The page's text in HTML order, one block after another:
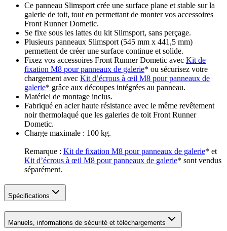
Ce panneau Slimsport crée une surface plane et stable sur la
galerie de toit, tout en permettant de monter vos accessoires
Front Runner Dometic.
Se fixe sous les lattes du kit Slimsport, sans perçage.
Plusieurs panneaux Slimsport (545 mm x 441,5 mm)
permettent de créer une surface continue et solide.
Fixez vos accessoires Front Runner Dometic avec Kit de
fixation M8 pour panneaux de galerie* ou sécurisez votre
chargement avec Kit d’écrous à œil M8 pour panneaux de
galerie* grâce aux découpes intégrées au panneau.
Matériel de montage inclus.
Fabriqué en acier haute résistance avec le même revêtement
noir thermolaqué que les galeries de toit Front Runner
Dometic.
Charge maximale : 100 kg.
Remarque : Kit de fixation M8 pour panneaux de galerie* et
Kit d’écrous à œil M8 pour panneaux de galerie* sont vendus
séparément.
Spécifications
Manuels, informations de sécurité et téléchargements